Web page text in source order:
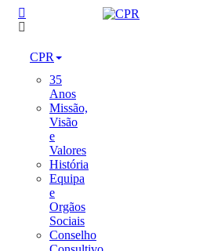
CPR
35
Anos
Missão,
Visão
e
Valores
História
Equipa
e
Orgãos
Sociais
Conselho